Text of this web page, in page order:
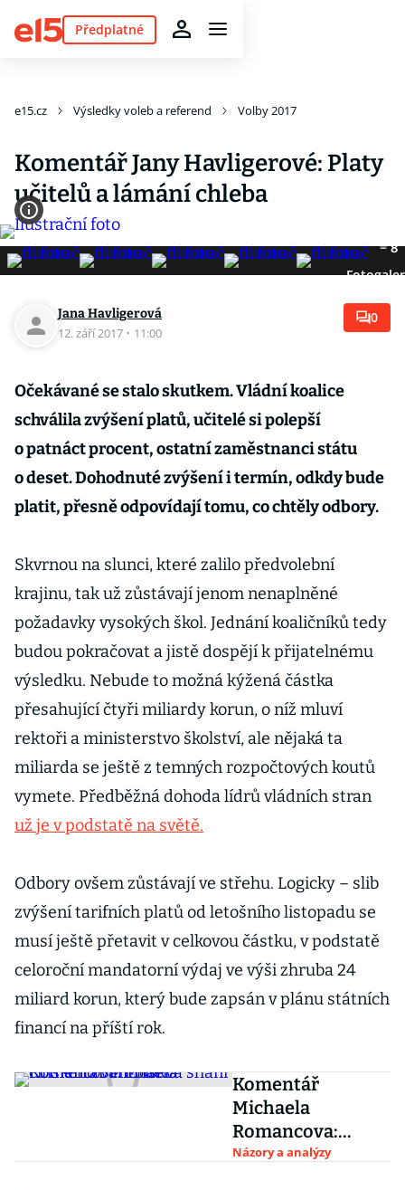
Předplatné
e15.cz Výsledky voleb a referend Volby 2017
Komentář Jany Havligerové: Platy
učitelů a lámání chleba
8
Jana Havligerová
12. září 2017 · 11:00
0
Očekávané se stalo skutkem. Vládní koalice
schválila zvýšení platů, učitelé si polepší
o patnáct procent, ostatní zaměstnanci státu
o deset. Dohodnuté zvýšení i termín, odkdy bude
platit, přesně odpovídají tomu, co chtěly odbory.
Skvrnou na slunci, které zalilo předvolební
krajinu, tak už zůstávají jenom nenaplněné
požadavky vysokých škol. Jednání koaličníků tedy
budou pokračovat a jistě dospějí k přijatelnému
výsledku. Nebude to možná kýžená částka
přesahující čtyři miliardy korun, o níž mluví
rektoři a ministerstvo školství, ale nějaká ta
miliarda se ještě z temných rozpočtových koutů
vymete. Předběžná dohoda lídrů vládních stran
už je v podstatě na světě.
Odbory ovšem zůstávají ve střehu. Logicky – slib
zvýšení tarifních platů od letošního listopadu se
musí ještě přetavit v celkovou částku, v podstatě
celoroční mandatorní výdaj ve výši zhruba 24
miliard korun, který bude zapsán v plánu státních
financí na příští rok.
Komentář
Michaela
Romancova:
Moskva shání
Názory a analýzy